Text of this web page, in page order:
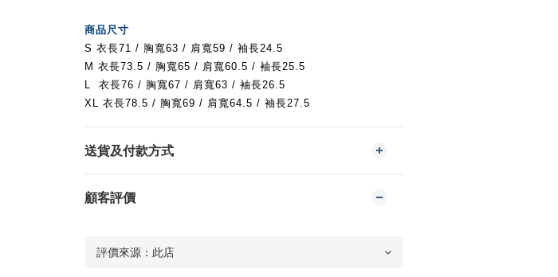
商品尺寸
S 衣長71 / 胸寬63 / 肩寬59 / 袖長24.5
M 衣長73.5 / 胸寬65 / 肩寬60.5 / 袖長25.5
L
衣長76 / 胸寬67 / 肩寬63 / 袖長26.5
XL 衣長78.5 / 胸寬69 / 肩寬64.5 / 袖長27.5
送貨及付款方式
顧客評價